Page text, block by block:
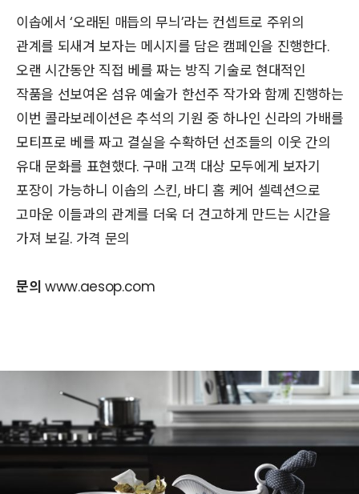
이솝에서 ‘오래된 매듭의 무늬’라는 컨셉트로 주위의
관계를 되새겨 보자는 메시지를 담은 캠페인을 진행한다.
오랜 시간동안 직접 베를 짜는 방직 기술로 현대적인
작품을 선보여온 섬유 예술가 한선주 작가와 함께 진행하는
이번 콜라보레이션은 추석의 기원 중 하나인 신라의 가배를
모티프로 베를 짜고 결실을 수확하던 선조들의 이웃 간의
유대 문화를 표현했다. 구매 고객 대상 모두에게 보자기
포장이 가능하니 이솝의 스킨, 바디 홈 케어 셀렉션으로
고마운 이들과의 관계를 더욱 더 견고하게 만드는 시간을
가져 보길. 가격 문의
문의 www.aesop.com